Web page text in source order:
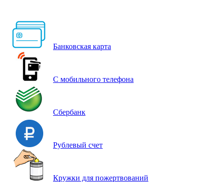
Банковская карта
С мобильного телефона
Сбербанк
Рублевый счет
Кружки для пожертвований